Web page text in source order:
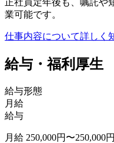
業可能です。
仕事内容について詳しく
給与・福利厚生
給与形態
月給
給与
月給 250,000円〜250,000円